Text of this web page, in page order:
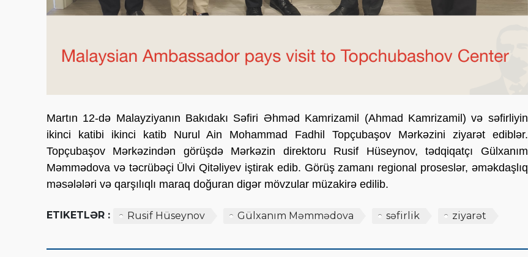
Martın 12-də Malayziyanın Bakıdakı Səfiri Əhməd Kamrizamil (Ahmad Kamrizamil) və səfirliyin
ikinci katibi ikinci katib Nurul Ain Mohammad Fadhil Topçubaşov Mərkəzini ziyarət ediblər.
Topçubaşov Mərkəzindən görüşdə Mərkəzin direktoru Rusif Hüseynov, tədqiqatçı Gülxanım
Məmmədova və təcrübəçi Ülvi Qitəliyev iştirak edib. Görüş zamanı regional proseslər, əməkdaşlıq
məsələləri və qarşılıqlı maraq doğuran digər mövzular müzakirə edilib.
ETIKETLƏR : Rusif Hüseynov Gülxanım Məmmədova səfirlik ziyarət